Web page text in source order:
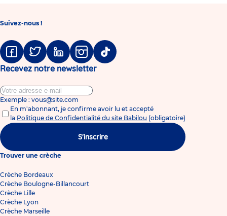
Suivez-nous !
FacebookTwitter LinkedinInstagramTiktok
Recevez notre newsletter
Exemple : vous@site.com
En m'abonnant, je confirme avoir lu et accepté
la Politique de Confidentialité du site Babilou (obligatoire)
S'inscrire
Trouver une crèche
Crèche Bordeaux
Crèche Boulogne-Billancourt
Crèche Lille
Crèche Lyon
Crèche Marseille